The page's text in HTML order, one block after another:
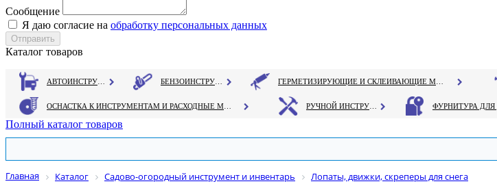
Сообщение
Я даю согласие на обработку персональных данных
Каталог товаров
Полный каталог товаров
Главная Каталог Садово-огородный инструмент и инвентарь
Лопаты, движки, скреперы для снега